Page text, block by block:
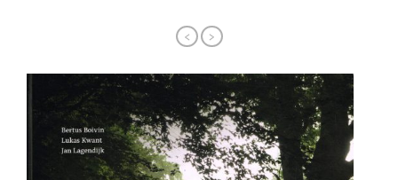
< >